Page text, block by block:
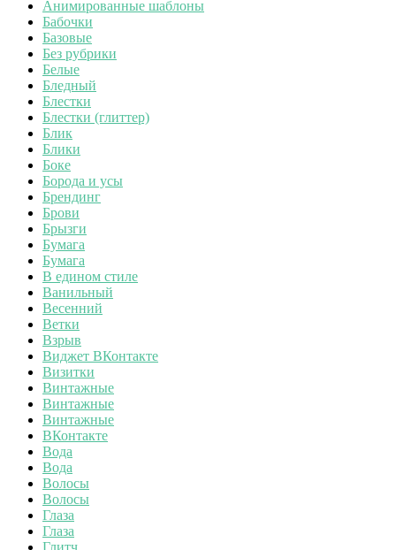
Анимированные шаблоны
Бабочки
Базовые
Без рубрики
Белые
Бледный
Блестки
Блестки (глиттер)
Блик
Блики
Боке
Борода и усы
Брендинг
Брови
Брызги
Бумага
Бумага
В едином стиле
Ванильный
Весенний
Ветки
Взрыв
Виджет ВКонтакте
Визитки
Винтажные
Винтажные
Винтажные
ВКонтакте
Вода
Вода
Волосы
Волосы
Глаза
Глаза
Глитч